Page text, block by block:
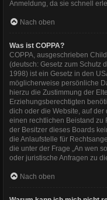
Anmeldung, da sie schnell
Nach oben
Was ist COPPA?
COPPA, ausgeschrieben
(deutsch: Gesetz zum Schutz
1998) ist ein Gesetz in den
möglicherweise persönliche
hierzu die Zustimmung der
Erziehungsberechtigten
dich oder die Website, auf der
einen rechtlichen Beistand zu
der Besitzer dieses Boards
die Anlaufstelle für
die unter der Frage „An wen
oder juristische Anfragen zu
Nach oben